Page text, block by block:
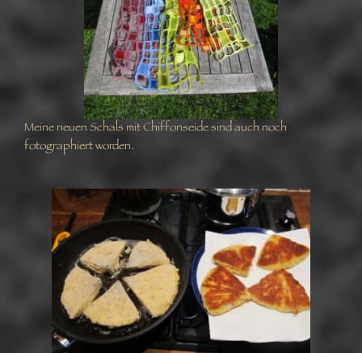
Meine neuen Schals mit Chiffonseide sind auch noch
fotographiert worden.